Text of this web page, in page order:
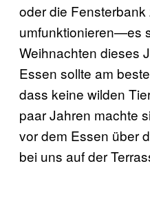
oder die
umfunktionieren—es
Weihnachten dieses
Essen sollte am
dass keine wilden
paar Jahren machte
vor dem Essen über
bei uns auf der